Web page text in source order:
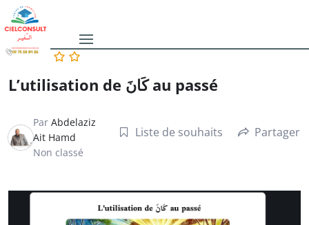
L’utilisation de كَانَ au passé
Par Abdelaziz
Ait Hamd
Non classé
Liste de souhaits Partager